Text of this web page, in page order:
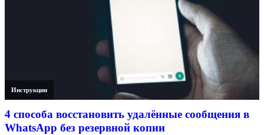
Инструкции
4 способа восстановить удалённые сообщения в
WhatsApp без резервной копии